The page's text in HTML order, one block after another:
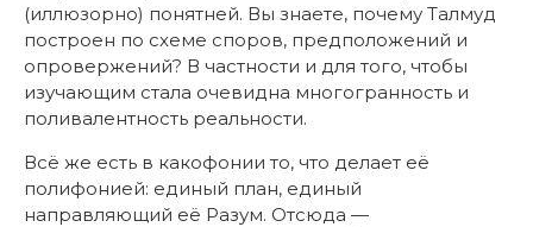
(иллюзорно) понятней. Вы знаете, почему Талмуд
построен по схеме споров, предположений и
опровержений? В частности и для того, чтобы
изучающим стала очевидна многогранность и
поливалентность реальности.
Всё же есть в какофонии то, что делает её
полифонией: единый план, единый
направляющий её Разум. Отсюда —